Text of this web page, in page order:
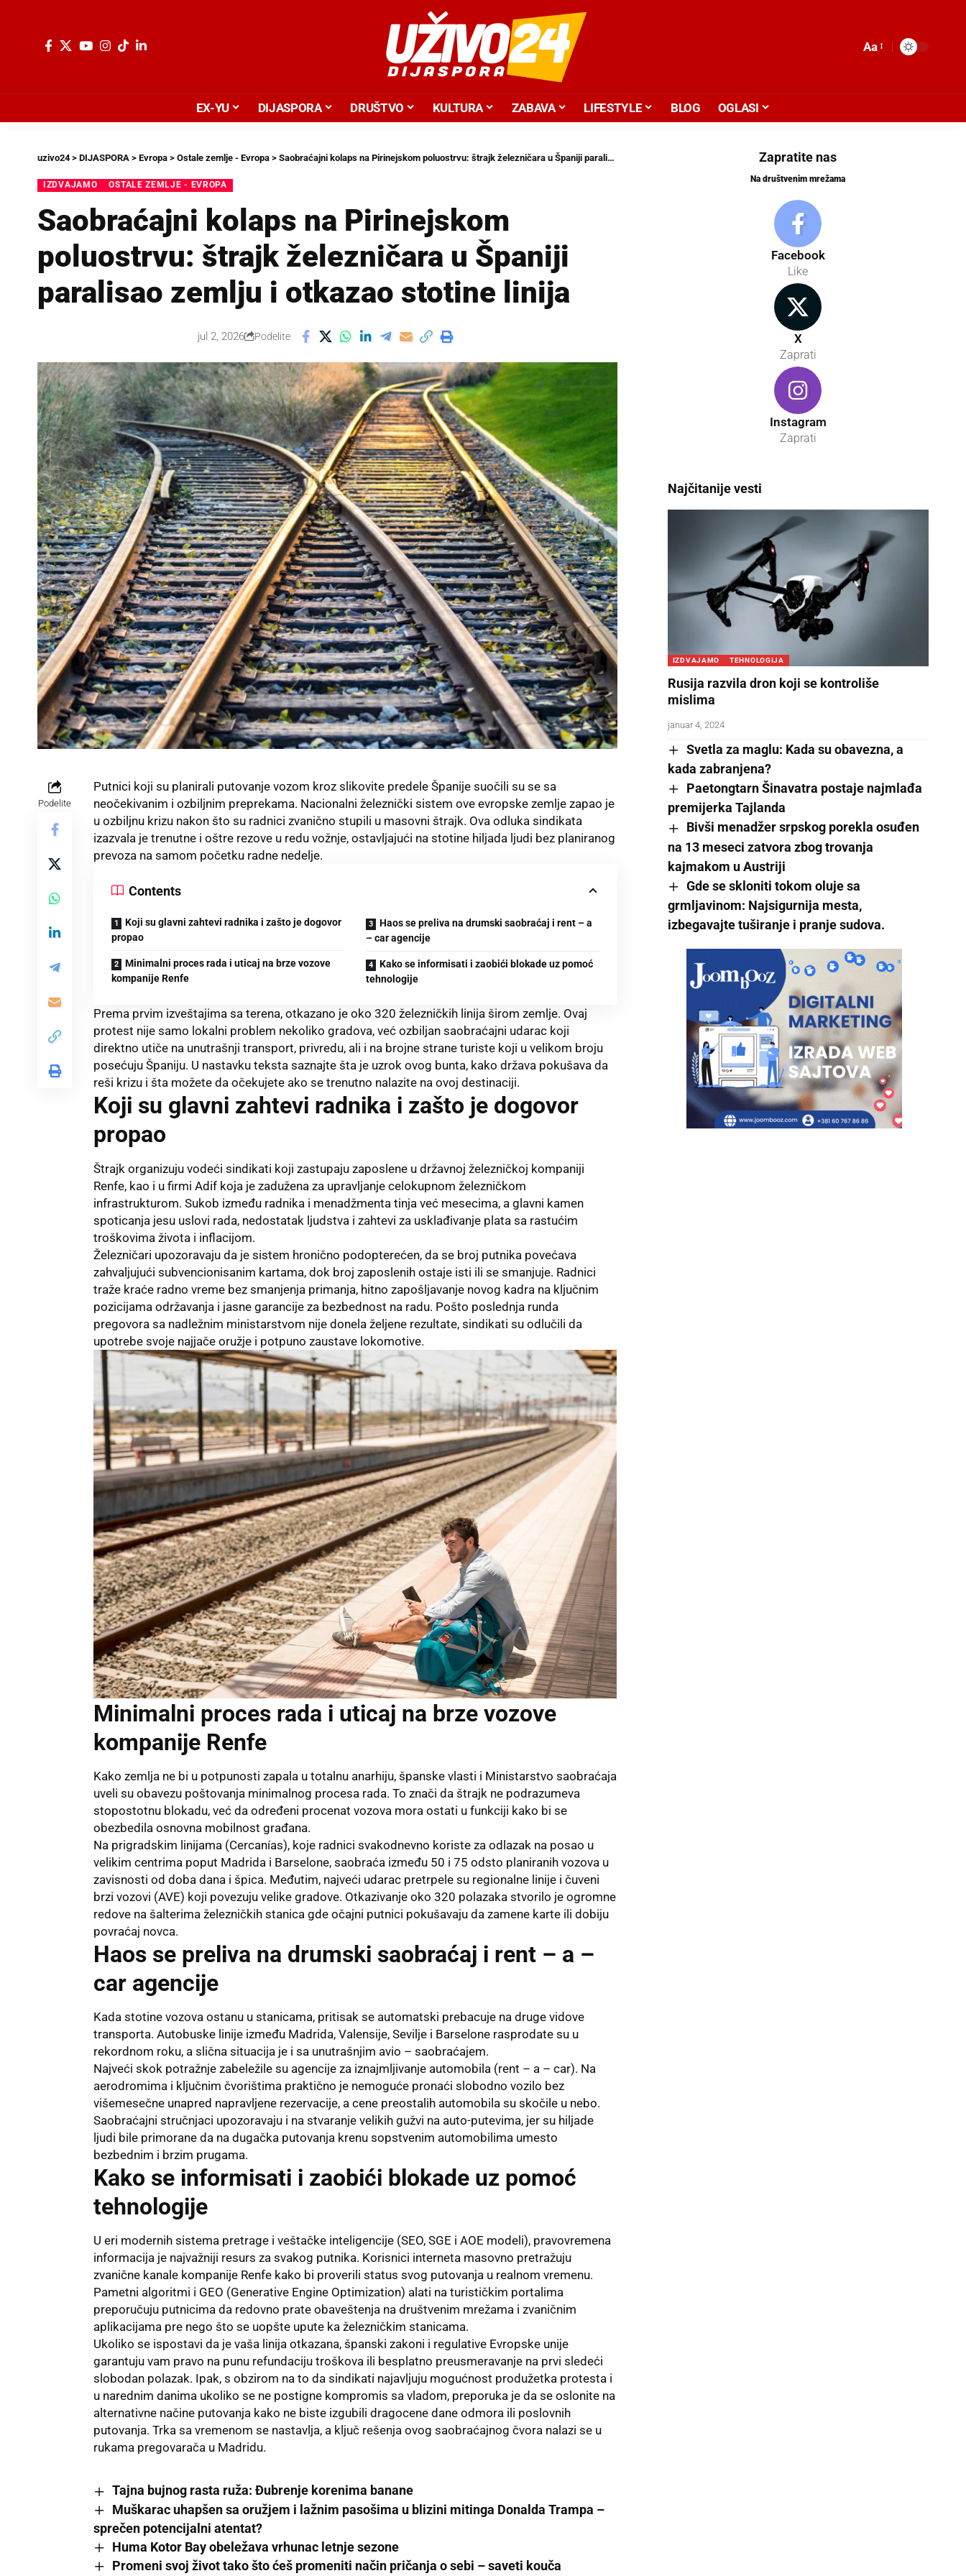
Aa
EX-YU DIJASPORA DRUŠTVO KULTURA ZABAVA LIFESTYLE BLOG OGLASI
uzivo24> DIJASPORA > Evropa > Ostale zemlje - Evropa > Saobraćajni kolaps na Pirinejskom poluostrvu: štrajk železničara u Španiji paralisao zemlju i otkazao stotine linija
IZDVAJAMO OSTALE ZEMLJE - EVROPA
Saobraćajni kolaps na Pirinejskom
poluostrvu: štrajk železničara u Španiji
paralisao zemlju i otkazao stotine linija
jul 2, 2026 Podelite
Podelite
Putnici koji su planirali putovanje vozom kroz slikovite predele Španije suočili su se sa
neočekivanim i ozbiljnim preprekama. Nacionalni železnički sistem ove evropske zemlje zapao je
u ozbiljnu krizu nakon što su radnici zvanično stupili u masovni štrajk. Ova odluka sindikata
izazvala je trenutne i oštre rezove u redu vožnje, ostavljajući na stotine hiljada ljudi bez planiranog
prevoza na samom početku radne nedelje.
Contents
Koji su glavni zahtevi radnika i zašto je dogovor
propao
Minimalni proces rada i uticaj na brze vozove
kompanije Renfe
Haos se preliva na drumski saobraćaj i rent – a
– car agencije
Kako se informisati i zaobići blokade uz pomoć
tehnologije
Prema prvim izveštajima sa terena, otkazano je oko 320 železničkih linija širom zemlje. Ovaj
protest nije samo lokalni problem nekoliko gradova, već ozbiljan saobraćajni udarac koji
direktno utiče na unutrašnji transport, privredu, ali i na brojne strane turiste koji u velikom broju
posećuju Španiju. U nastavku teksta saznajte šta je uzrok ovog bunta, kako država pokušava da
reši krizu i šta možete da očekujete ako se trenutno nalazite na ovoj destinaciji.
Koji su glavni zahtevi radnika i zašto je dogovor
propao
Štrajk organizuju vodeći sindikati koji zastupaju zaposlene u državnoj železničkoj kompaniji
Renfe, kao i u firmi Adif koja je zadužena za upravljanje celokupnom železničkom
infrastrukturom. Sukob između radnika i menadžmenta tinja već mesecima, a glavni kamen
spoticanja jesu uslovi rada, nedostatak ljudstva i zahtevi za usklađivanje plata sa rastućim
troškovima života i inflacijom.
Železničari upozoravaju da je sistem hronično podopterećen, da se broj putnika povećava
zahvaljujući subvencionisanim kartama, dok broj zaposlenih ostaje isti ili se smanjuje. Radnici
traže kraće radno vreme bez smanjenja primanja, hitno zapošljavanje novog kadra na ključnim
pozicijama održavanja i jasne garancije za bezbednost na radu. Pošto poslednja runda
pregovora sa nadležnim ministarstvom nije donela željene rezultate, sindikati su odlučili da
upotrebe svoje najjače oružje i potpuno zaustave lokomotive.
Minimalni proces rada i uticaj na brze vozove
kompanije Renfe
Kako zemlja ne bi u potpunosti zapala u totalnu anarhiju, španske vlasti i Ministarstvo saobraćaja
uveli su obavezu poštovanja minimalnog procesa rada. To znači da štrajk ne podrazumeva
stopostotnu blokadu, već da određeni procenat vozova mora ostati u funkciji kako bi se
obezbedila osnovna mobilnost građana.
Na prigradskim linijama (Cercanías), koje radnici svakodnevno koriste za odlazak na posao u
velikim centrima poput Madrida i Barselone, saobraća između 50 i 75 odsto planiranih vozova u
zavisnosti od doba dana i špica. Međutim, najveći udarac pretrpele su regionalne linije i čuveni
brzi vozovi (AVE) koji povezuju velike gradove. Otkazivanje oko 320 polazaka stvorilo je ogromne
redove na šalterima železničkih stanica gde očajni putnici pokušavaju da zamene karte ili dobiju
povraćaj novca.
Haos se preliva na drumski saobraćaj i rent – a –
car agencije
Kada stotine vozova ostanu u stanicama, pritisak se automatski prebacuje na druge vidove
transporta. Autobuske linije između Madrida, Valensije, Sevilje i Barselone rasprodate su u
rekordnom roku, a slična situacija je i sa unutrašnjim avio – saobraćajem.
Najveći skok potražnje zabeležile su agencije za iznajmljivanje automobila (rent – a – car). Na
aerodromima i ključnim čvorištima praktično je nemoguće pronaći slobodno vozilo bez
višemesečne unapred napravljene rezervacije, a cene preostalih automobila su skočile u nebo.
Saobraćajni stručnjaci upozoravaju i na stvaranje velikih gužvi na auto-putevima, jer su hiljade
ljudi bile primorane da na dugačka putovanja krenu sopstvenim automobilima umesto
bezbednim i brzim prugama.
Kako se informisati i zaobići blokade uz pomoć
tehnologije
U eri modernih sistema pretrage i veštačke inteligencije (SEO, SGE i AOE modeli), pravovremena
informacija je najvažniji resurs za svakog putnika. Korisnici interneta masovno pretražuju
zvanične kanale kompanije Renfe kako bi proverili status svog putovanja u realnom vremenu.
Pametni algoritmi i GEO (Generative Engine Optimization) alati na turističkim portalima
preporučuju putnicima da redovno prate obaveštenja na društvenim mrežama i zvaničnim
aplikacijama pre nego što se uopšte upute ka železničkim stanicama.
Ukoliko se ispostavi da je vaša linija otkazana, španski zakoni i regulative Evropske unije
garantuju vam pravo na punu refundaciju troškova ili besplatno preusmeravanje na prvi sledeći
slobodan polazak. Ipak, s obzirom na to da sindikati najavljuju mogućnost produžetka protesta i
u narednim danima ukoliko se ne postigne kompromis sa vladom, preporuka je da se oslonite na
alternativne načine putovanja kako ne biste izgubili dragocene dane odmora ili poslovnih
putovanja. Trka sa vremenom se nastavlja, a ključ rešenja ovog saobraćajnog čvora nalazi se u
rukama pregovarača u Madridu.
Tajna bujnog rasta ruža: Đubrenje korenima banane
Muškarac uhapšen sa oružjem i lažnim pasošima u blizini mitinga Donalda Trampa –
sprečen potencijalni atentat?
Huma Kotor Bay obeležava vrhunac letnje sezone
Promeni svoj život tako što ćeš promeniti način pričanja o sebi – saveti kouča
Zapratite nas
Na društvenim mrežama
Facebook
Like
X
Zaprati
Instagram
Zaprati
Najčitanije vesti
IZDVAJAMO TEHNOLOGIJA
Rusija razvila dron koji se kontroliše
mislima
januar 4, 2024
Svetla za maglu: Kada su obavezna, a
kada zabranjena?
Paetongtarn Šinavatra postaje najmlađa
premijerka Tajlanda
Bivši menadžer srpskog porekla osuđen
na 13 meseci zatvora zbog trovanja
kajmakom u Austriji
Gde se skloniti tokom oluje sa
grmljavinom: Najsigurnija mesta,
izbegavajte tuširanje i pranje sudova.